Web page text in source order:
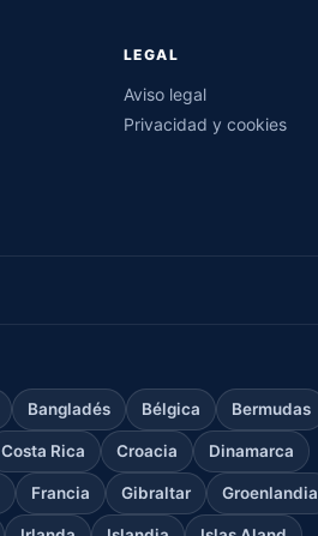
LEGAL
Aviso legal
Privacidad y cookies
Bangladés Bélgica Bermudas
Costa Rica Croacia Dinamarca
Francia Gibraltar Groenlandia